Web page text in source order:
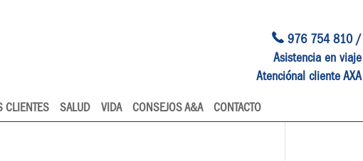
976 754 810 /
Asistencia en viaje
Atenciónal cliente AXA
CLIENTES SALUD VIDA CONSEJOS A&A CONTACTO